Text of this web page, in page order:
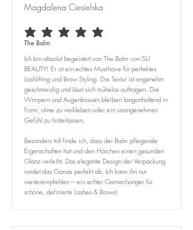
Magdalena Ciesielska
average rating is 5 out of 5
The Balm
Ich bin absolut begeistert von The Balm von SU
BEAUTY! Er ist ein echtes Must-have für perfektes
Lashlifting und Brow Styling. Die Textur ist angenehm
geschmeidig und lässt sich mühelos auftragen. Die
Wimpern und Augenbrauen bleiben langanhaltend in
Form, ohne zu verkleben oder ein unangenehmes
Gefühl zu hinterlassen.
Besonders toll finde ich, dass der Balm pflegende
Eigenschaften hat und den Härchen einen gesunden
Glanz verleiht. Das elegante Design der Verpackung
rundet das Ganze perfekt ab. Ich kann ihn nur
weiterempfehlen – ein echter Gamechanger für
schöne, definierte Lashes & Brows!